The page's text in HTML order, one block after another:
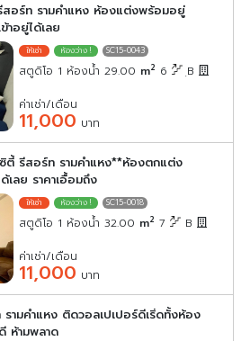
สอร์ท รามคำแหง ห้องแต่งพร้อมอยู่
าอยู่ได้เลย
SC15-0043
สตูดิโอ 1 ห้องน้ำ 29.00 m2 6 ฺB
ค่าเช่า/เดือน
11,000 บาท
ตี้ รีสอร์ท รามคำแหง**ห้องตกแต่ง
เลย ราคาเอื้อมถึง
SC15-0018
สตูดิโอ 1 ห้องน้ำ 32.00 m2 7 B
ค่าเช่า/เดือน
11,000 บาท
ามคำแหง ติดวอลเปเปอร์ดีเริ่ดทั้งห้อง
ห้ามพลาด